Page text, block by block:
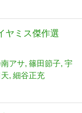
ヤミス傑作選
南アサ 篠田節子 宇
細谷正充